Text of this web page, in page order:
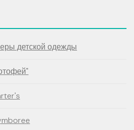
детской одежды